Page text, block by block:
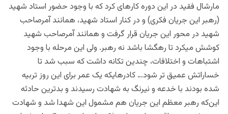
مارشال فقید در این دوره کارهای کرد که با وجود حضور استاد شهید
(رهبر این جریان فکری) و در کنار استاد شهید، همانند آمرصاحب
شهید در محور این جریان قرار گرفت و همانند آمرصاحب شهید
کوشش میکرد تا رهگشا باشد نه رهبر. ولی این مرحله با وجود
اشتباهات و اختلافات، چندین تکانه داشت که سبب شد تا
خساراتش عمیق تر شود… کادرهایکه یک عمر برای این روز تربیه
شده بودند با خدعه و نیرنگ به شهادت رسیدند و بدترین حادثه
این‌که رهبر معظم این جریان هم مشمول این شهدا شد و شهادت